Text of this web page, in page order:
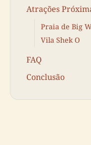
Atrações
Praia de Big
Vila Shek O
FAQ
Conclusão